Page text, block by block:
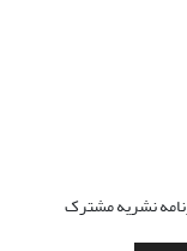
نشریه مشترک